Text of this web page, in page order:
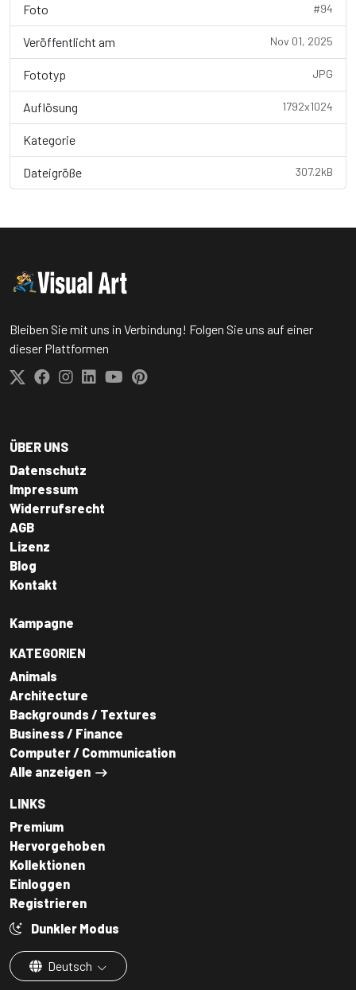
Foto #94
Veröffentlicht am Nov 01, 2025
Fototyp JPG
Auflösung 1792x1024
Kategorie
Dateigröße 307.2kB
Bleiben Sie mit uns in Verbindung! Folgen Sie uns auf einer
dieser Plattformen
ÜBER UNS
Datenschutz
Impressum
Widerrufsrecht
AGB
Lizenz
Blog
Kontakt
Kampagne
KATEGORIEN
Animals
Architecture
Backgrounds / Textures
Business / Finance
Computer / Communication
Alle anzeigen
LINKS
Premium
Hervorgehoben
Kollektionen
Einloggen
Registrieren
Dunkler Modus
Deutsch